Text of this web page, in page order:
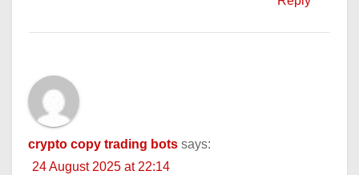
crypto copy trading bots says:
24 August 2025 at 22:14